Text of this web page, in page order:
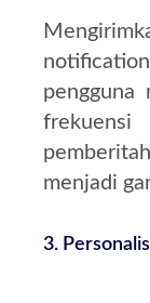
pengguna
menjadi
3.